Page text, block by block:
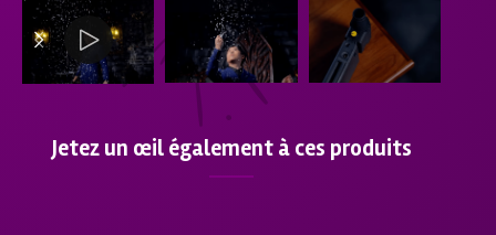
Jetez un œil également à ces produits